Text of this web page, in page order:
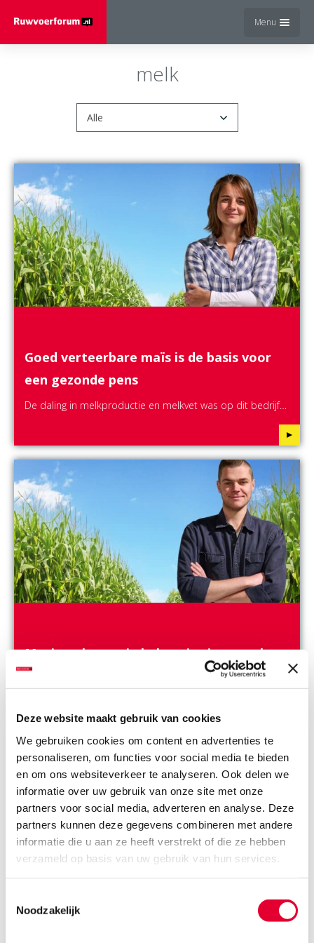
Deze website maakt gebruik van cookies
We gebruiken cookies om content en advertenties te
personaliseren, om functies voor social media te bieden
en om ons websiteverkeer te analyseren. Ook delen we
informatie over uw gebruik van onze site met onze
partners voor social media, adverteren en analyse. Deze
partners kunnen deze gegevens combineren met andere
informatie die u aan ze heeft verstrekt of die ze hebben
verzameld op basis van uw gebruik van hun services.
Noodzakelijk
Menu
melk
Goed verteerbare maïs is de basis voor
een gezonde pens
De daling in melkproductie en melkvet was op dit bedrijf…
Maximaal energie halen uit eigen teelt
De kritieke melkprijs – de prijs die nodig is om…